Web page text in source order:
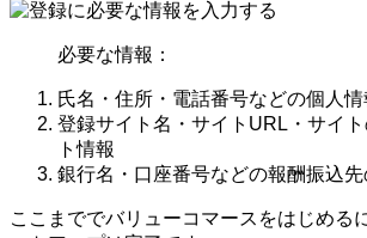
必要な情報：
氏名・住所・電話番号などの個人情
登録サイト名・サイトURL・サイ
ト情報
銀行名・口座番号などの報酬振込先
ここまででバリューコマースをはじめる